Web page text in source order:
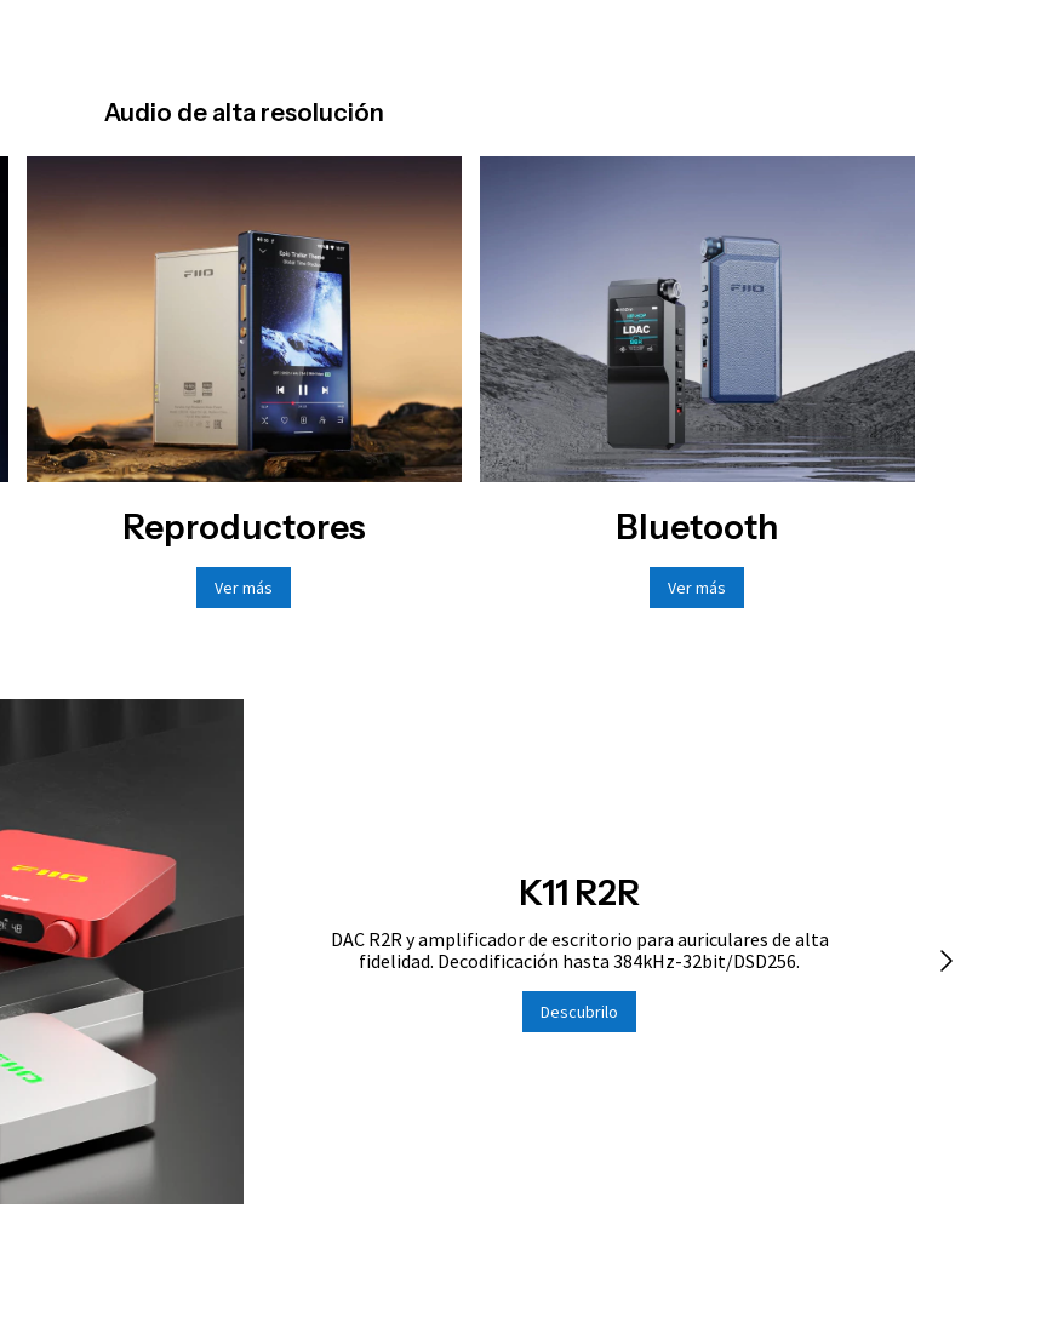
Audio de alta resolución
Reproductores
Ver más
Bluetooth
Ver más
K11 R2R
DAC R2R y amplificador de escritorio para auriculares de alta
fidelidad. Decodificación hasta 384kHz-32bit/DSD256.
Descubrilo